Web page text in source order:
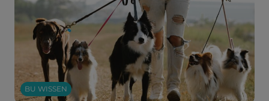
BU WISSEN